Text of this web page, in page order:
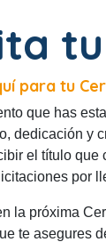
para tu
que has
dedicación y
el título que
por
la próxima
te asegures